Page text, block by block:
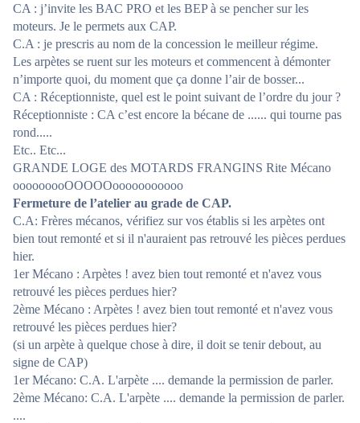
CA : j’invite les BAC PRO et les BEP à se pencher sur les
moteurs. Je le permets aux CAP.
C.A : je prescris au nom de la concession le meilleur régime.
Les arpètes se ruent sur les moteurs et commencent à démonter
n’importe quoi, du moment que ça donne l’air de bosser...
CA : Réceptionniste, quel est le point suivant de l’ordre du jour ?
Réceptionniste : CA c’est encore la bécane de ...... qui tourne pas
rond.....
Etc.. Etc...
GRANDE LOGE des MOTARDS FRANGINS Rite Mécano
ooooooooOOOOOooooooooooo
Fermeture de l’atelier au grade de CAP.
C.A: Frères mécanos, vérifiez sur vos établis si les arpètes ont
bien tout remonté et si il n'auraient pas retrouvé les pièces perdues
hier.
1er Mécano : Arpètes ! avez bien tout remonté et n'avez vous
retrouvé les pièces perdues hier?
2ème Mécano : Arpètes ! avez bien tout remonté et n'avez vous
retrouvé les pièces perdues hier?
(si un arpète à quelque chose à dire, il doit se tenir debout, au
signe de CAP)
1er Mécano: C.A. L'arpète .... demande la permission de parler.
2ème Mécano: C.A. L'arpète .... demande la permission de parler.
....